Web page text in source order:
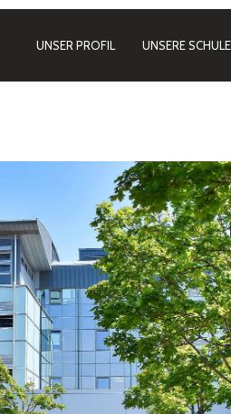
UNSER PROFIL UNSERE SCHULE